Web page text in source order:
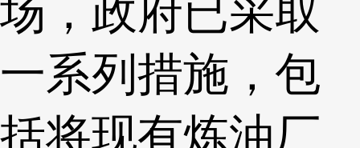
场，政府已采取
一系列措施，包
括将现有炼油厂